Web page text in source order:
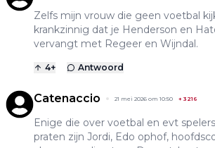
Zelfs mijn vrouw die geen voetbal
krankzinnig dat je Henderson en
vervangt met Regeer en Wijndal.
4+ Antwoord
Catenaccio 21 mei 2026 om 10:50 + 3216
Enige die over voetbal en evt
praten zijn Jordi, Edo ophof,